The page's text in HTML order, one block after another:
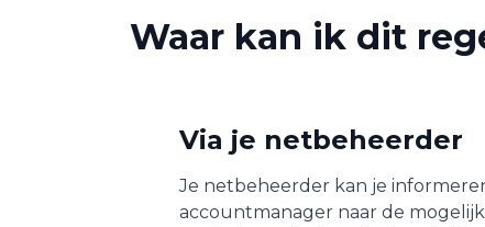
Waar kan ik dit
Via je netbeheerder
Je netbeheerder kan je
accountmanager naar de